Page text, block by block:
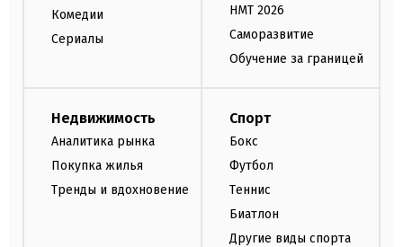
Комедии
Сериалы
НМТ 2026
Саморазвитие
Обучение за границей
Недвижимость
Аналитика рынка
Покупка жилья
Тренды и вдохновение
Спорт
Бокс
Футбол
Теннис
Биатлон
Другие виды спорта